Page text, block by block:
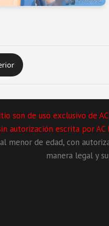
son de uso exclusivo de
autorización escrita por AC
menor de edad, con
manera legal y